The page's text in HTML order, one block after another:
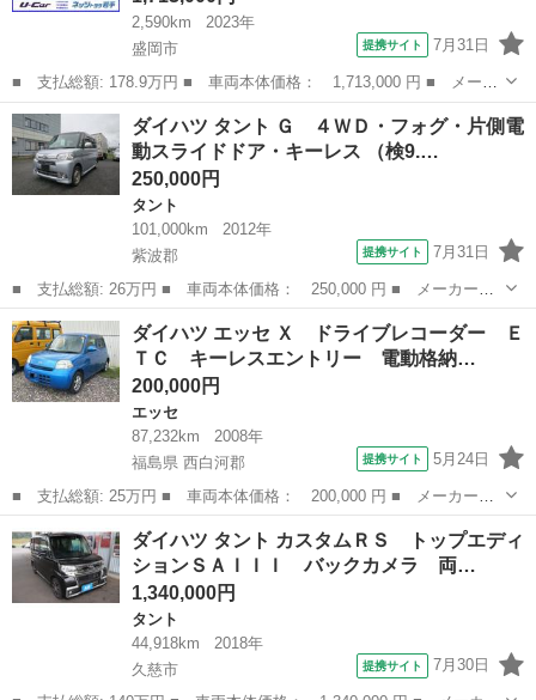
2,590km
2023年
盛岡市
提携サイト 7月31日
■ 支払総額: 178.9万円 ■ 車両本体価格： 1,713,000 円 ■ メーカ
ー名： ダイハツ ■ 車種名： ムーヴキャンバス ■ グレード
名： セオリーＧ ４ＷＤ 衝突被害軽減システム 両側電動スライ
ド ＬＥＤヘ...
岩手 盛岡市 ダイハツ
ダイハツ タント Ｇ ４ＷＤ・フォグ・片側電
動スライドドア・キーレス （検9.…
250,000円
タント
101,000km
2012年
紫波郡
提携サイト 7月31日
■ 支払総額: 26万円 ■ 車両本体価格： 250,000 円 ■ メーカー
名： ダイハツ ■ 車種名： タント ■ グレード名： Ｇ ４Ｗ
Ｄ・フォグ・片側電動スライドドア・キーレス ■ 排気量： 660cc
■ ドア枚...
岩手 紫波郡 タント
ダイハツ エッセ Ｘ ドライブレコーダー Ｅ
ＴＣ キーレスエントリー 電動格納…
200,000円
エッセ
87,232km
2008年
福島県 西白河郡
提携サイト 5月24日
■ 支払総額: 25万円 ■ 車両本体価格： 200,000 円 ■ メーカー
名： ダイハツ ■ 車種名： エッセ ■ グレード名： Ｘ ドライ
ブレコーダー ＥＴＣ キーレスエントリー 電動格納ミラー Ａ
Ｔ 盗難防止システ...
福島 西白河郡 エッセ
ダイハツ タント カスタムＲＳ トップエディ
ションＳＡＩＩＩ バックカメラ 両…
1,340,000円
タント
44,918km
2018年
久慈市
提携サイト 7月30日